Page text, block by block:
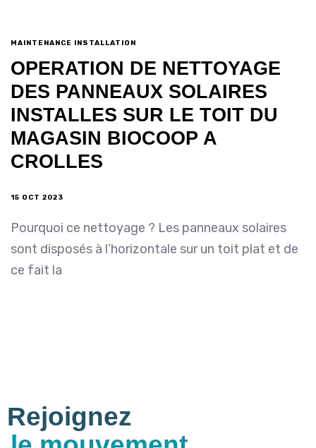
MAINTENANCE INSTALLATION
OPERATION DE NETTOYAGE
DES PANNEAUX SOLAIRES
INSTALLES SUR LE TOIT DU
MAGASIN BIOCOOP A
CROLLES
15 OCT 2023
Pourquoi ce nettoyage ? Les panneaux solaires
sont disposés à l’horizontale sur un toit plat et de
ce fait la
Rejoignez